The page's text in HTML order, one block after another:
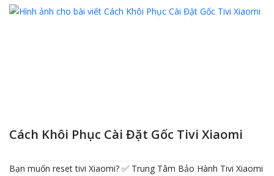
Cách Khôi Phục Cài Đặt Gốc Tivi Xiaomi
Bạn muốn reset tivi Xiaomi? ✅ Trung Tâm Bảo Hành Tivi Xiaomi